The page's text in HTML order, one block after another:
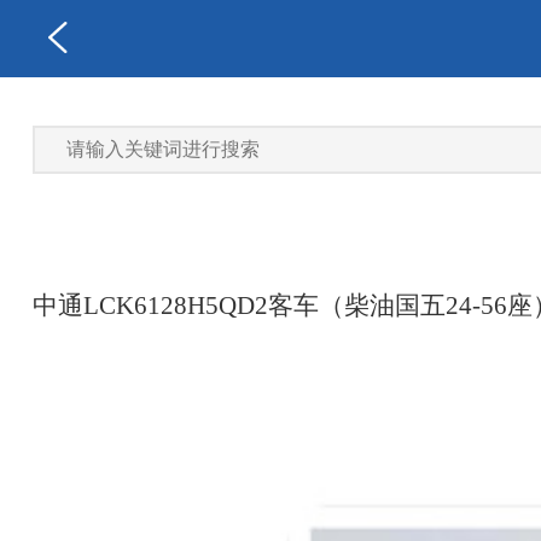
中通LCK6128H5QD2客车（柴油国五24-56座